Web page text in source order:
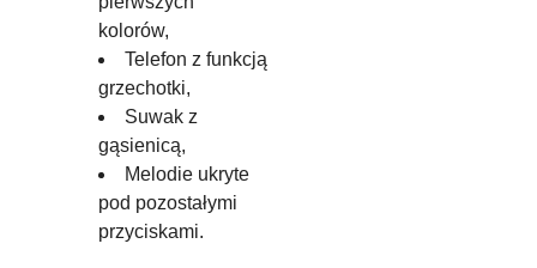
kolorów,
Telefon z funkcją
grzechotki,
Suwak z
gąsienicą,
Melodie ukryte
pod pozostałymi
przyciskami.